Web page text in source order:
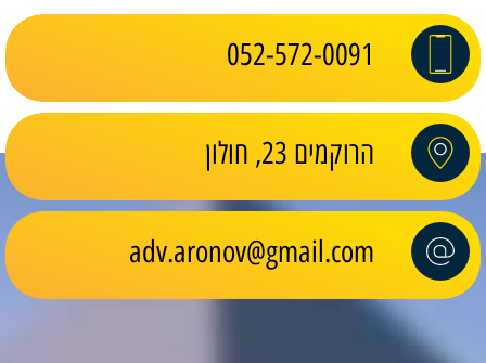
052-572-0091
הרוקמים 23, חולון
adv.aronov@gmail.com